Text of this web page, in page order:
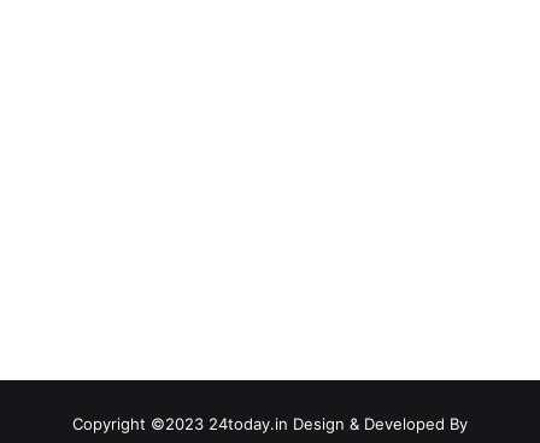
Copyright ©2023 24today.in Design & Developed By